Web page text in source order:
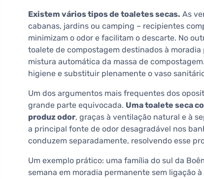
Existem vários tipos de toaletes secas. As
cabanas, jardins ou camping – recipientes
minimizam o odor e facilitam o descarte. No
toalete de compostagem destinados à
mistura automática da massa de
higiene e substituir plenamente o vaso
Um dos argumentos mais frequentes dos
grande parte equivocada. Uma toalete seca
produz odor, graças à ventilação natural e à
a principal fonte de odor desagradável nos
conduzem separadamente, resolvendo esse
Um exemplo prático: uma família do sul da
semana em moradia permanente sem ligação